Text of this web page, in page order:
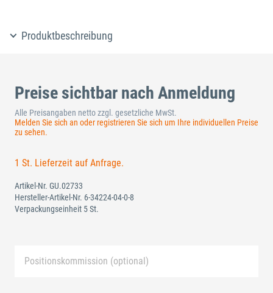
Produktbeschreibung
Preise sichtbar nach Anmeldung
Alle Preisangaben netto zzgl. gesetzliche MwSt.
Melden Sie sich an oder registrieren Sie sich um Ihre individuellen Preise
zu sehen.
1 St. Lieferzeit auf Anfrage.
Artikel-Nr. GU.02733
Hersteller-Artikel-Nr. 6-34224-04-0-8
Verpackungseinheit 5 St.
Positionskommission (optional)